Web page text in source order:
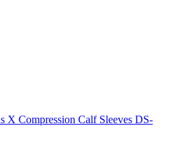
X Compression Calf Sleeves DS-